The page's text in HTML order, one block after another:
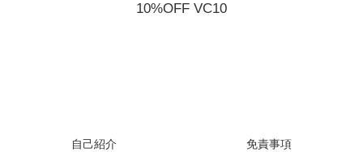
10%OFF VC10
自己紹介 免責事項